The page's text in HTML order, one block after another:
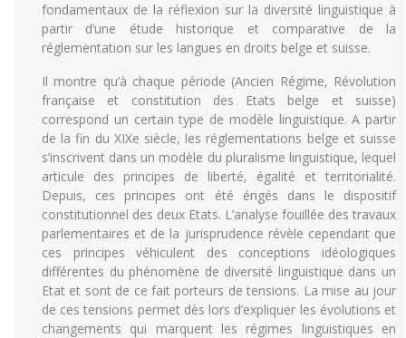
fondamentaux de la réflexion sur la diversité linguistique à
partir d’une étude historique et comparative de la
réglementation sur les langues en droits belge et suisse.
Il montre qu’à chaque période (Ancien Régime, Révolution
française et constitution des Etats belge et suisse)
correspond un certain type de modèle linguistique. A partir
de la fin du XIXe siècle, les réglementations belge et suisse
s’inscrivent dans un modèle du pluralisme linguistique, lequel
articule des principes de liberté, égalité et territorialité.
Depuis, ces principes ont été érigés dans le dispositif
constitutionnel des deux Etats. L’analyse fouillée des travaux
parlementaires et de la jurisprudence révèle cependant que
ces principes véhiculent des conceptions idéologiques
différentes du phénomène de diversité linguistique dans un
Etat et sont de ce fait porteurs de tensions. La mise au jour
de ces tensions permet dès lors d’expliquer les évolutions et
changements qui marquent les régimes linguistiques en